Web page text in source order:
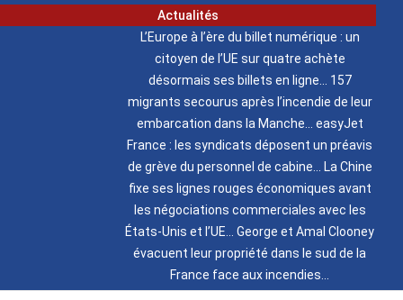
Actualités
L’Europe à l’ère du billet numérique : un
citoyen de l’UE sur quatre achète
désormais ses billets en ligne
157
migrants secourus après l’incendie de leur
embarcation dans la Manche
easyJet
France : les syndicats déposent un préavis
de grève du personnel de cabine
La Chine
fixe ses lignes rouges économiques avant
les négociations commerciales avec les
États-Unis et l’UE
George et Amal Clooney
évacuent leur propriété dans le sud de la
France face aux incendies